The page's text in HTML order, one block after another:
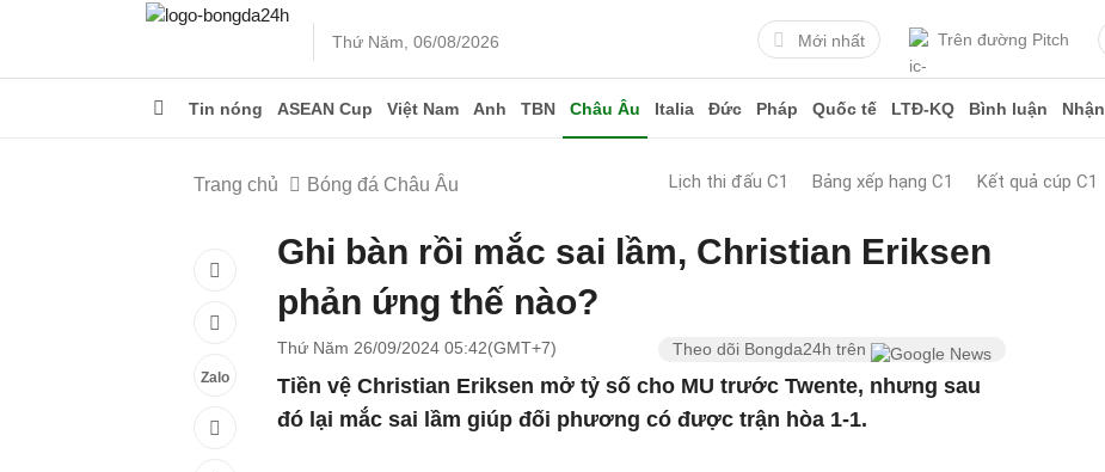
Thứ Năm, 06/08/2026 Mới nhất Trên đường Pitch
Tin nóng ASEAN Cup Việt Nam Anh TBN Châu Âu Italia Đức Pháp Quốc tế LTĐ-KQ Bình luận
Trang chủ Bóng đá Châu Âu Lịch thi đấu C1 Bảng xếp hạng C1 Kết quả cúp C1
Zalo
Ghi bàn rồi mắc sai lầm, Christian Eriksen
phản ứng thế nào?
Thứ Năm 26/09/2024 05:42(GMT+7) Theo dõi Bongda24h trên
Tiền vệ Christian Eriksen mở tỷ số cho MU trước Twente, nhưng sau
đó lại mắc sai lầm giúp đối phương có được trận hòa 1-1.